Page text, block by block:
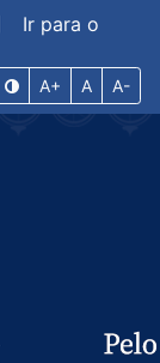
Ir para o
A+ A A-